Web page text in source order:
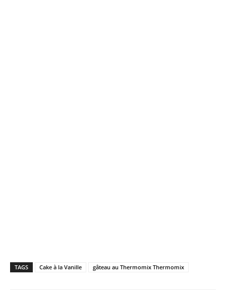
TAGS Cake à la Vanille gâteau au Thermomix Thermomix